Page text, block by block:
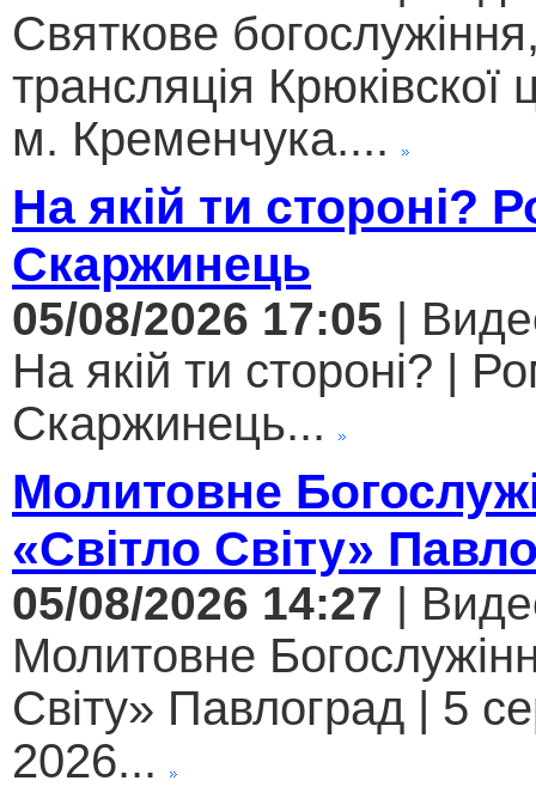
Святкове
трансляція
м. Кременчука....
На якій ти стороні?
Скаржинець
05/08/2026 17:05 |
На якій ти стороні? |
Скаржинець...
Молитовне
«Світло Світу»
05/08/2026 14:27 |
Молитовне
Світу» Павлоград | 5
2026...